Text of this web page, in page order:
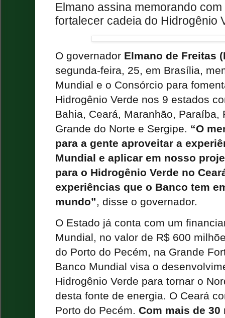
Elmano assina memorando
fortalecer cadeia do Hidrogênio
O governador Elmano de Freitas
segunda-feira, 25, em Brasília,
Mundial e o Consórcio para
Hidrogênio Verde nos 9 estados
Bahia, Ceará, Maranhão, Paraíba,
Grande do Norte e Sergipe. “O
para a gente aproveitar a
Mundial e aplicar em nosso
para o Hidrogênio Verde no
experiências que o Banco tem
mundo”, disse o governador.
O Estado já conta com um
Mundial, no valor de R$ 600
do Porto do Pecém, na Grande
Banco Mundial visa o
Hidrogênio Verde para tornar o
desta fonte de energia. O Ceará
Porto do Pecém. Com mais de